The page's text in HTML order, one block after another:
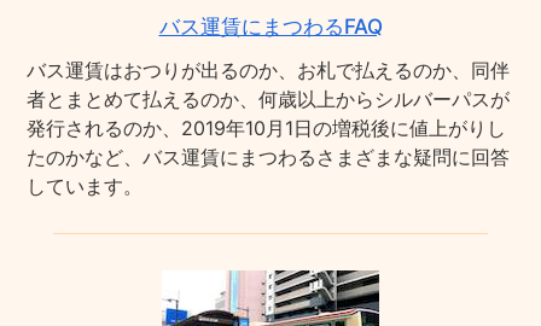
バス運賃にまつわるFAQ
バス運賃はおつりが出るのか、お札で払えるのか、同伴
者とまとめて払えるのか、何歳以上からシルバーパスが
発行されるのか、2019年10月1日の増税後に値上がりし
たのかなど、バス運賃にまつわるさまざまな疑問に回答
しています。